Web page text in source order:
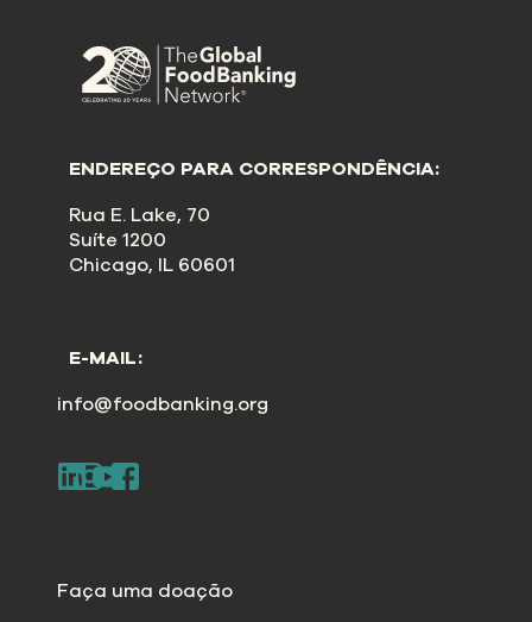
ENDEREÇO PARA CORRESPONDÊNCIA:
Rua E. Lake, 70
Suíte 1200
Chicago, IL 60601
E-MAIL:
info@foodbanking.org
Faça uma doação